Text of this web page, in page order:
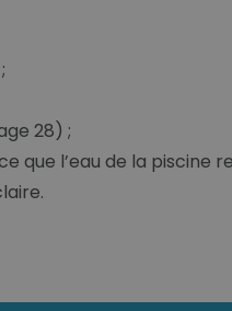
28) ;
que l’eau de la piscine